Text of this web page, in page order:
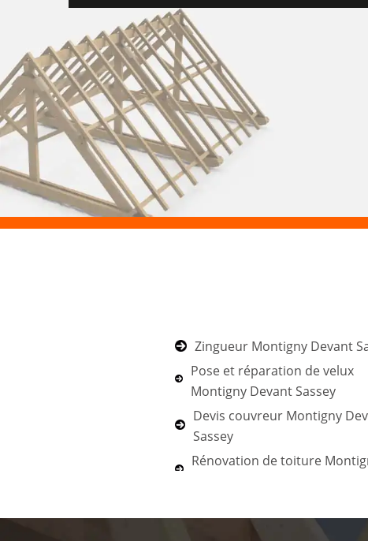
Zingueur Montigny Devant
Pose et réparation de velux
Montigny Devant Sassey
Devis couvreur Montigny
Sassey
Rénovation de toiture